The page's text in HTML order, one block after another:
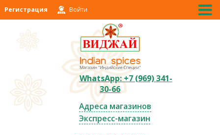
Регистрация Войти
WhatsApp: +7 (969) 341-
30-66
Адреса магазинов
Экспресс-магазин